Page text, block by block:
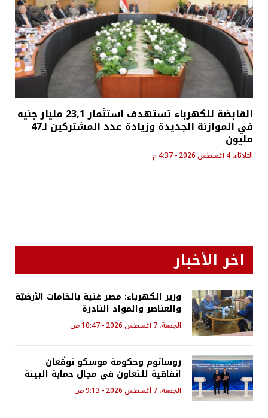
القابضة للكهرباء تستهدف استثمار 23,1 مليار جنيه
في الموازنة الجديدة وزيادة عدد المشتركين لـ47
مليون
الثلاثاء، 4 أغسطس 2026 - 4:37 م
اخر الأخبار
وزير الكهرباء: مصر غنية بالخامات الأرضيّة
والعناصر والمواد النادرة
الجمعة، 7 أغسطس 2026 - 10:47 ص
روساتوم وحكومة موسكو توقّعان
اتفاقية للتعاون في مجال حماية البيئة
الجمعة، 7 أغسطس 2026 - 9:13 ص